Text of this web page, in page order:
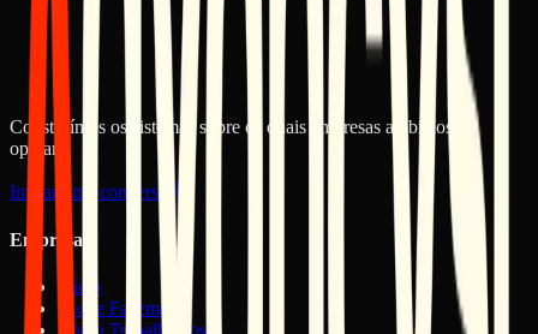
A Advancyst fornece arquitetura e implementação de sistemas de
alto nível. Embora nos esforcemos pela precisão absoluta, não
somos responsáveis por fatores externos ou dependências de
terceiros que possam afetar o desempenho do sistema fora do
ambiente controlado.
Construímos os sistemas sobre os quais empresas ambiciosas
operam.
Iniciar uma conversa
Empresa
Início
O que Fazemos
Como Trabalhamos